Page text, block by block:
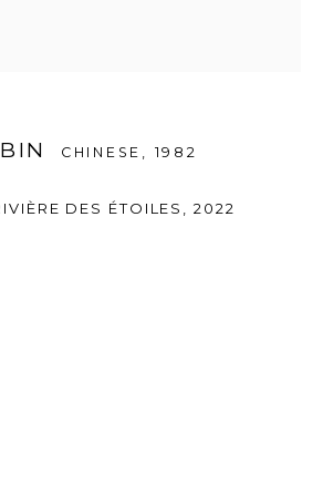
CHINESE, 1982
DES ÉTOILES 2022